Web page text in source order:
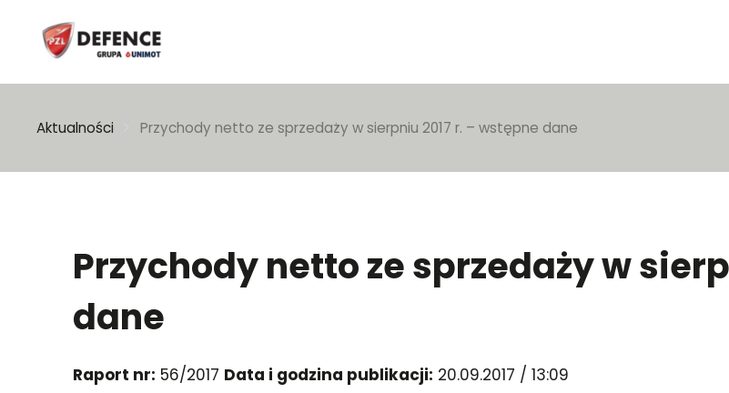
Aktualności Przychody netto ze sprzedaży w sierpniu 2017 r. – wstępne dane
Przychody netto ze sprzedaży w
dane
Raport nr: 56/2017 Data i godzina publikacji: 20.09.2017 / 13:09